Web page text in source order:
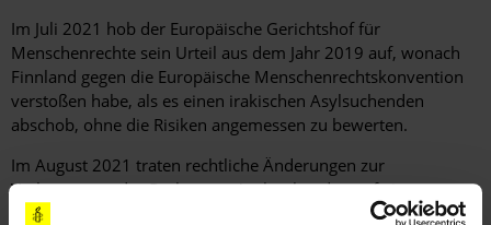
Im Juli 2021 hob der Europäische Gerichtshof für
Menschenrechte sein Urteil aus dem Jahr 2019 auf, wonach
Finnland gegen die Europäische Menschenrechtskonvention
verstoßen habe, als es einen irakischen Asylsuchenden
abschob, ohne die Risiken angemessen zu bewerten.
Im August 2021 traten rechtliche Änderungen zur
Verbesserung des Rechts von Asylsuchenden auf ein
ordnungsgemäßes Verfahren in Kraft. Es bestanden jedoch